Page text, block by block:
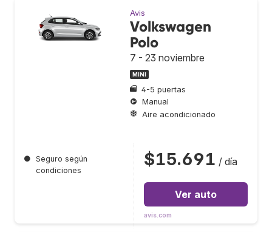
Avis
Volkswagen
Polo
7 - 23 noviembre
MINI
4-5 puertas
Manual
Aire acondicionado
● Seguro según
condiciones
$15.691 / día
Ver auto
avis.com